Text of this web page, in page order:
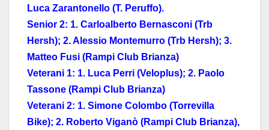
Luca Zarantonello (T. Peruffo).
Senior 2: 1. Carloalberto Bernasconi (Trb
Hersh); 2. Alessio Montemurro (Trb Hersh); 3.
Matteo Fusi (Rampi Club Brianza)
Veterani 1: 1. Luca Perri (Veloplus); 2. Paolo
Tassone (Rampi Club Brianza)
Veterani 2: 1. Simone Colombo (Torrevilla
Bike); 2. Roberto Viganò (Rampi Club Brianza),